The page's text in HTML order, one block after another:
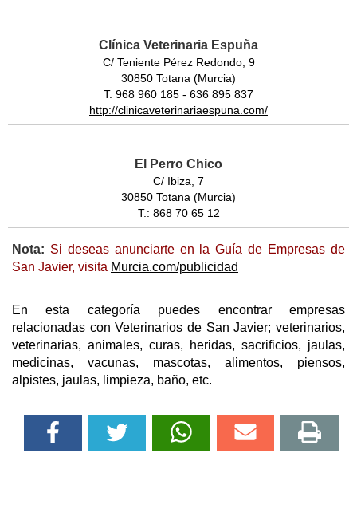
Clínica Veterinaria Espuña
C/ Teniente Pérez Redondo, 9
30850 Totana (Murcia)
T. 968 960 185 - 636 895 837
http://clinicaveterinariaespuna.com/
El Perro Chico
C/ Ibiza, 7
30850 Totana (Murcia)
T.: 868 70 65 12
Nota: Si deseas anunciarte en la Guía de Empresas de
San Javier, visita Murcia.com/publicidad
En esta categoría puedes encontrar empresas
relacionadas con Veterinarios de San Javier; veterinarios,
veterinarias, animales, curas, heridas, sacrificios, jaulas,
medicinas, vacunas, mascotas, alimentos, piensos,
alpistes, jaulas, limpieza, baño, etc.